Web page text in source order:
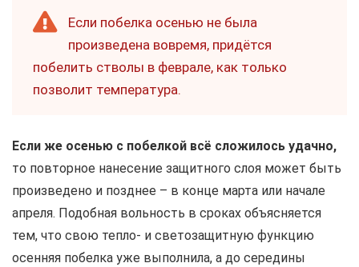
Если побелка осенью не была
произведена вовремя, придётся
побелить стволы в феврале, как только
позволит температура.
Если же осенью с побелкой всё сложилось удачно,
то повторное нанесение защитного слоя может быть
произведено и позднее – в конце марта или начале
апреля. Подобная вольность в сроках объясняется
тем, что свою тепло- и светозащитную функцию
осенняя побелка уже выполнила, а до середины